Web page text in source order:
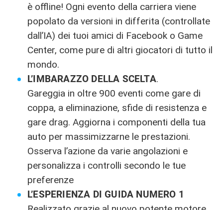
è offline! Ogni evento della carriera viene
popolato da versioni in differita (controllate
dall’IA) dei tuoi amici di Facebook o Game
Center, come pure di altri giocatori di tutto il
mondo.
L’IMBARAZZO DELLA SCELTA.
Gareggia in oltre 900 eventi come gare di
coppa, a eliminazione, sfide di resistenza e
gare drag. Aggiorna i componenti della tua
auto per massimizzarne le prestazioni.
Osserva l’azione da varie angolazioni e
personalizza i controlli secondo le tue
preferenze
L’ESPERIENZA DI GUIDA NUMERO 1